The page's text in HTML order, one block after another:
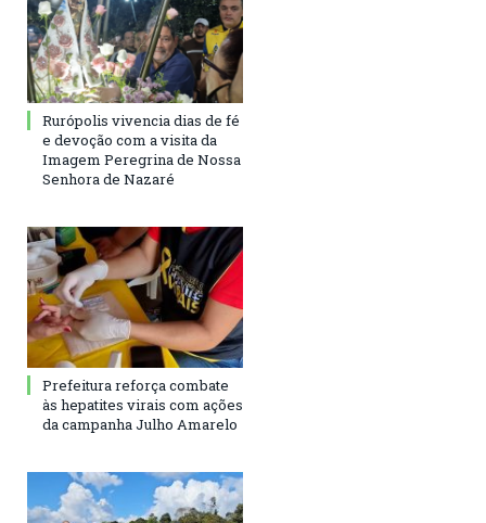
Rurópolis vivencia dias de fé
e devoção com a visita da
Imagem Peregrina de Nossa
Senhora de Nazaré
Prefeitura reforça combate
às hepatites virais com ações
da campanha Julho Amarelo